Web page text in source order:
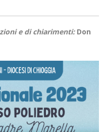
e di chiarimenti: Don